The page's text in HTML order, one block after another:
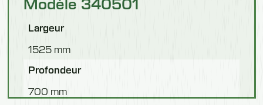
Largeur
1525 mm
Profondeur
700 mm